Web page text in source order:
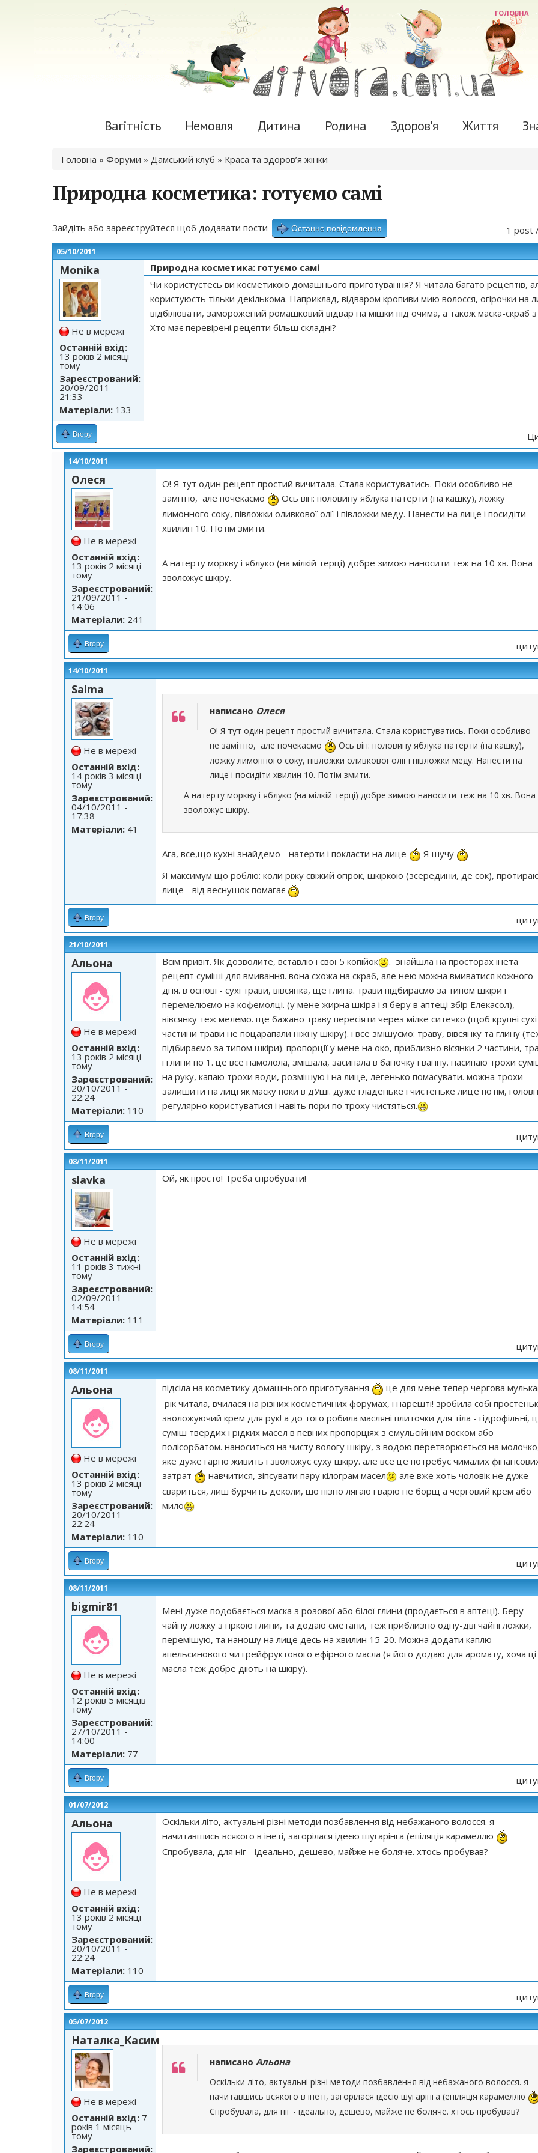
ГОЛОВНА
Вагітність Немовля Дитина Родина Здоров'я Життя
Ви є тут
Головна » Форуми » Дамський клуб » Краса та здоров’я жінки
Природна косметика: готуємо самі
1 post
Зайдіть або зареєструйтеся щоб додавати пости Останнє повідомлення
05/10/2011
Monika
Не в мережі
Останній вхід:
13 років 2 місяці
тому
Зареєстрований:
20/09/2011 -
21:33
Матеріали: 133
Природна косметика: готуємо самі
Чи користуєтесь ви косметикою домашнього приготування? Я читала багато рецептів,
користуюсть тільки декількома. Наприклад, відваром кропиви мию волосся, огірочки на
відбілювати, заморожений ромашковий відвар на мішки під очима, а також маска-скраб
Хто має перевірені рецепти більш складні?
Вгору
14/10/2011
Олеся
Не в мережі
Останній вхід:
13 років 2 місяці
тому
Зареєстрований:
21/09/2011 -
14:06
Матеріали: 241
О! Я тут один рецепт простий вичитала. Стала користуватись. Поки особливо не
замітно, але почекаємо
Ось він: половину яблука натерти (на кашку), ложку
лимонного соку, півложки оливкової олії і півложки меду. Нанести на лице і посидіти
хвилин 10. Потім змити.
А натерту моркву і яблуко (на мілкій терці) добре зимою наносити теж на 10 хв. Вона
зволожує шкіру.
Вгору
14/10/2011
Salma
Не в мережі
Останній вхід:
14 років 3 місяці
тому
Зареєстрований:
04/10/2011 -
17:38
Матеріали: 41
написано Олеся
О! Я тут один рецепт простий вичитала. Стала користуватись. Поки особливо
не замітно, але почекаємо
Ось він: половину яблука натерти (на кашку),
ложку лимонного соку, півложки оливкової олії і півложки меду. Нанести на
лице і посидіти хвилин 10. Потім змити.
А натерту моркву і яблуко (на мілкій терці) добре зимою наносити теж на 10 хв. Вона
зволожує шкіру.
Ага, все,що кухні знайдемо - натерти і покласти на лице
Я шучу
Я максимум що роблю: коли ріжу свіжий огірок, шкіркою (зсередини, де сок),
лице - від веснушок помагає
Вгору
21/10/2011
Альона
Не в мережі
Останній вхід:
13 років 2 місяці
тому
Зареєстрований:
20/10/2011 -
22:24
Матеріали: 110
Всім привіт. Як дозволите, вставлю і свої 5 копійок
. знайшла на просторах інета
рецепт суміші для вмивання. вона схожа на скраб, але нею можна вмиватися кожного
дня. в основі - сухі трави, вівсянка, ще глина. трави підбираємо за типом шкіри і
перемелюємо на кофемолці. (у мене жирна шкіра і я беру в аптеці збір Елекасол),
вівсянку теж мелемо. ще бажано траву пересіяти через мілке ситечко (щоб крупні сухі
частини трави не поцарапали ніжну шкіру). і все змішуємо: траву, вівсянку та глину
підбираємо за типом шкіри). пропорції у мене на око, приблизно вісянки 2 частини,
і глини по 1. це все намолола, змішала, засипала в баночку і ванну. насипаю трохи
на руку, капаю трохи води, розмішую і на лице, легенько помасувати. можна трохи
залишити на лиці як маску поки в дУші. дуже гладеньке і чистеньке лице потім,
регулярно користуватися і навіть пори по троху чистяться.
Вгору
08/11/2011
slavka
Не в мережі
Останній вхід:
11 років 3 тижні
тому
Зареєстрований:
02/09/2011 -
14:54
Матеріали: 111
Ой, як просто! Треба спробувати!
Вгору
08/11/2011
Альона
Не в мережі
Останній вхід:
13 років 2 місяці
тому
Зареєстрований:
20/10/2011 -
22:24
Матеріали: 110
підсіла на косметику домашнього приготування
це для мене тепер чергова мулька
рік читала, вчилася на різних косметичних форумах, і нарешті! зробила собі
зволожуючий крем для рук! а до того робила масляні плиточки для тіла - гідрофільні,
суміш твердих і рідких масел в певних пропорціях з емульсійним воском або
полісорбатом. наноситься на чисту вологу шкіру, з водою перетворюється на
яке дуже гарно живить і зволожує суху шкіру. але все це потребує чималих
затрат
навчитися, зіпсувати пару кілограм масел
але вже хоть чоловік не дуже
свариться, лиш бурчить деколи, шо пізно лягаю і варю не борщ а черговий крем або
мило
Вгору
08/11/2011
bigmir81
Не в мережі
Останній вхід:
12 років 5 місяців
тому
Зареєстрований:
27/10/2011 -
14:00
Матеріали: 77
Мені дуже подобається маска з розової або білої глини (продається в аптеці). Беру
чайну ложку з гіркою глини, та додаю сметани, теж приблизно одну-дві чайні ложки,
перемішую, та наношу на лице десь на хвилин 15-20. Можна додати каплю
апельсинового чи грейфруктового ефірного масла (я його додаю для аромату, хоча ці
масла теж добре діють на шкіру).
Вгору
01/07/2012
Альона
Не в мережі
Останній вхід:
13 років 2 місяці
тому
Зареєстрований:
20/10/2011 -
22:24
Матеріали: 110
Оскільки літо, актуальні різні методи позбавлення від небажаного волосся. я
начитавшись всякого в інеті, загорілася ідеєю шугарінга (епіляція карамеллю
Спробувала, для ніг - ідеально, дешево, майже не боляче. хтось пробував?
Вгору
05/07/2012
Наталка_Касим
Не в мережі
Останній вхід: 7
років 1 місяць
тому
Зареєстрований:
написано Альона
Оскільки літо, актуальні різні методи позбавлення від небажаного волосся. я
начитавшись всякого в інеті, загорілася ідеєю шугарінга (епіляція карамеллю
Спробувала, для ніг - ідеально, дешево, майже не боляче. хтось пробував?